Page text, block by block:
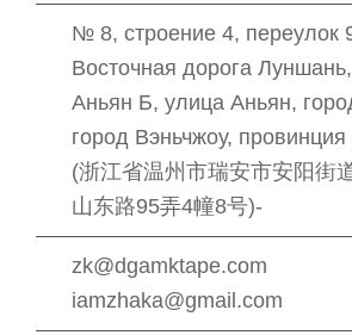
№ 8, строение 4, переулок
Восточная дорога
Аньян Б, улица Аньян,
город Вэньчжоу,
(浙江省温州市瑞安市安阳街
山东路95弄4幢8号)-
zk@dgamktape.com
iamzhaka@gmail.com